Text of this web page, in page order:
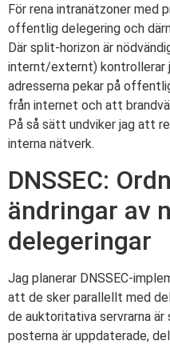
För rena intranätzoner med
offentlig delegering och
Där split-horizon är
internt/externt) kontrollerar
adresserna pekar på
från internet och att
På så sätt undviker jag att
interna nätverk.
DNSSEC:
ändringar av
delegeringar
Jag planerar DNSSEC-
att de sker parallellt med
de auktoritativa servrarna
posterna är uppdaterade,